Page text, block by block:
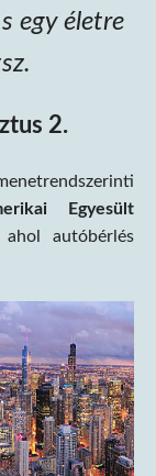
s egy életre
2.
Egyesült
autóbérlés